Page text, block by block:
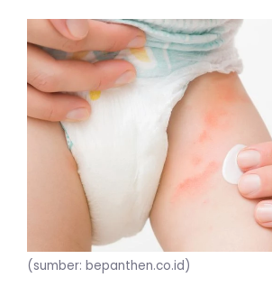
(sumber: bepanthen.co.id)